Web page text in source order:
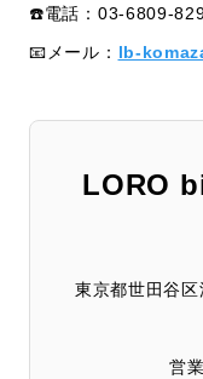
☎️電話：03-6809-
📧メール： lb-
LORO
東京都世田谷
営